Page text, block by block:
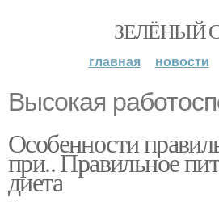
ЗЕЛЁНЫЙ
главная новости
Высокая
Особенности
при.. Правильное
диета